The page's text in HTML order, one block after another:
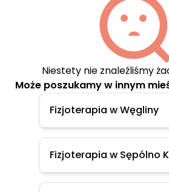
Niestety nie znaleźliśmy
Może poszukamy w innym
Fizjoterapia w Węgliny
Fizjoterapia w Sępólno